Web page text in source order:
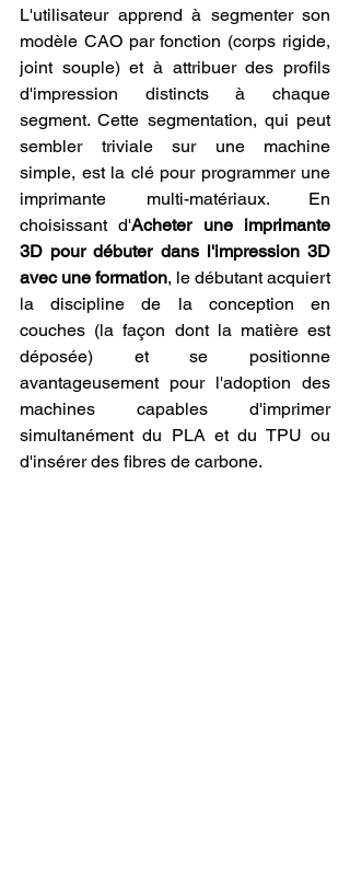
L'utilisateur apprend à segmenter son
modèle CAO par fonction (corps rigide,
joint souple) et à attribuer des profils
d'impression distincts à chaque
segment. Cette segmentation, qui peut
sembler triviale sur une machine
simple, est la clé pour programmer une
imprimante multi-matériaux. En
choisissant d'Acheter une imprimante
3D pour débuter dans l'impression 3D
avec une formation, le débutant acquiert
la discipline de la conception en
couches (la façon dont la matière est
déposée) et se positionne
avantageusement pour l'adoption des
machines capables d'imprimer
simultanément du PLA et du TPU ou
d'insérer des fibres de carbone.